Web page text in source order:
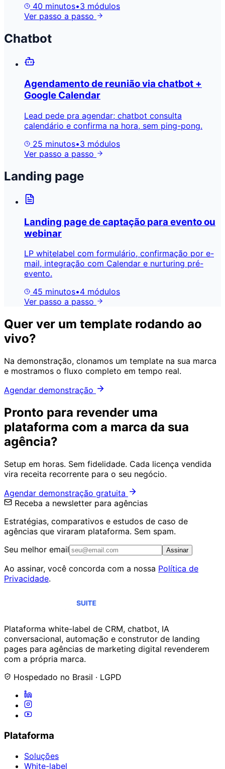
40 minutos•3 módulos
Ver passo a passo
Chatbot
Agendamento de reunião via chatbot +
Google Calendar
Lead pede pra agendar; chatbot consulta
calendário e confirma na hora, sem ping-pong.
25 minutos•3 módulos
Ver passo a passo
Landing page
Landing page de captação para evento ou
webinar
LP whitelabel com formulário, confirmação por e-
mail, integração com Calendar e nurturing pré-
evento.
45 minutos•4 módulos
Ver passo a passo
Quer ver um template rodando ao
vivo?
Na demonstração, clonamos um template na sua marca
e mostramos o fluxo completo em tempo real.
Agendar demonstração
Pronto para revender uma
plataforma com a marca da sua
agência?
Setup em horas. Sem fidelidade. Cada licença vendida
vira receita recorrente para o seu negócio.
Agendar demonstração gratuita
Receba a newsletter para agências
Estratégias, comparativos e estudos de caso de
agências que viraram plataforma. Sem spam.
Seu melhor email
Assinar
Ao assinar, você concorda com a nossa Política de
Privacidade.
Plataforma white-label de CRM, chatbot, IA
conversacional, automação e construtor de landing
pages para agências de marketing digital revenderem
com a própria marca.
Hospedado no Brasil · LGPD
Plataforma
Soluções
White-label